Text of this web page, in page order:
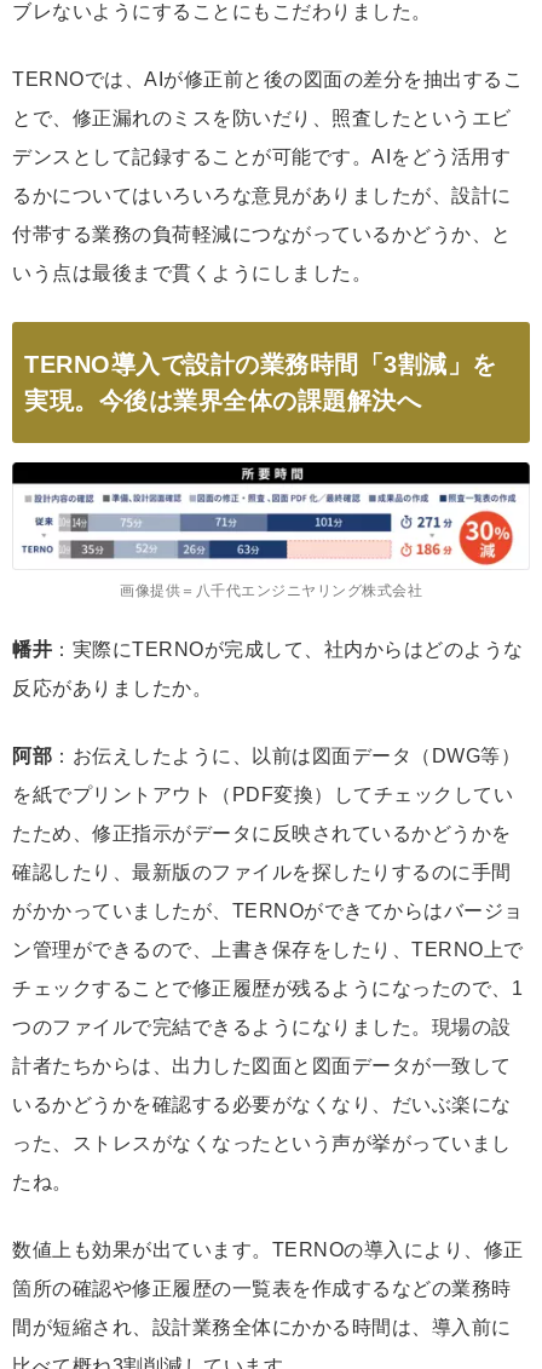
ブレないようにすることにもこだわりました。
TERNOでは、AIが修正前と後の図面の差分を抽出するこ
とで、修正漏れのミスを防いだり、照査したというエビ
デンスとして記録することが可能です。AIをどう活用す
るかについてはいろいろな意見がありましたが、設計に
付帯する業務の負荷軽減につながっているかどうか、と
いう点は最後まで貫くようにしました。
TERNO導入で設計の業務時間「3割減」を
実現。今後は業界全体の課題解決へ
画像提供＝八千代エンジニヤリング株式会社
幡井 ：実際にTERNOが完成して、社内からはどのような
反応がありましたか。
阿部 ：お伝えしたように、以前は図面データ（DWG等）
を紙でプリントアウト（PDF変換）してチェックしてい
たため、修正指示がデータに反映されているかどうかを
確認したり、最新版のファイルを探したりするのに手間
がかかっていましたが、TERNOができてからはバージョ
ン管理ができるので、上書き保存をしたり、TERNO上で
チェックすることで修正履歴が残るようになったので、1
つのファイルで完結できるようになりました。現場の設
計者たちからは、出力した図面と図面データが一致して
いるかどうかを確認する必要がなくなり、だいぶ楽にな
った、ストレスがなくなったという声が挙がっていまし
たね。
数値上も効果が出ています。TERNOの導入により、修正
箇所の確認や修正履歴の一覧表を作成するなどの業務時
間が短縮され、設計業務全体にかかる時間は、導入前に